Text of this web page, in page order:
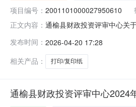
项目编号： 2001101000027950610
正文内容： 通榆县财政投资评审中心关
目所在行政区划编码
发布时间： 2026-04-20 17:28
相关产品：
打印/复印纸
通榆县财政投资评审中心2024